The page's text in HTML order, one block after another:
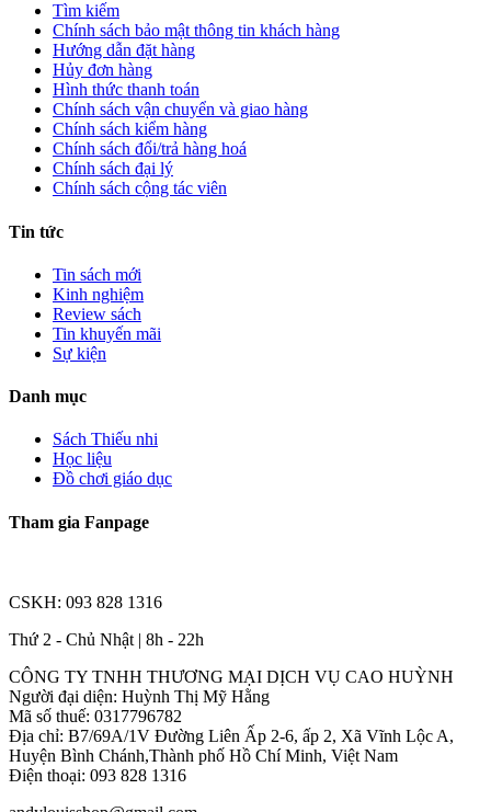
Tìm kiếm
Chính sách bảo mật thông tin khách hàng
Hướng dẫn đặt hàng
Hủy đơn hàng
Hình thức thanh toán
Chính sách vận chuyển và giao hàng
Chính sách kiểm hàng
Chính sách đổi/trả hàng hoá
Chính sách đại lý
Chính sách cộng tác viên
Tin tức
Tin sách mới
Kinh nghiệm
Review sách
Tin khuyến mãi
Sự kiện
Danh mục
Sách Thiếu nhi
Học liệu
Đồ chơi giáo dục
Tham gia Fanpage
CSKH: 093 828 1316
Thứ 2 - Chủ Nhật | 8h - 22h
CÔNG TY TNHH THƯƠNG MẠI DỊCH VỤ CAO HUỲNH
Người đại diện: Huỳnh Thị Mỹ Hằng
Mã số thuế: 0317796782
Địa chỉ: B7/69A/1V Đường Liên Ấp 2-6, ấp 2, Xã Vĩnh Lộc A,
Huyện Bình Chánh,Thành phố Hồ Chí Minh, Việt Nam
Điện thoại: 093 828 1316